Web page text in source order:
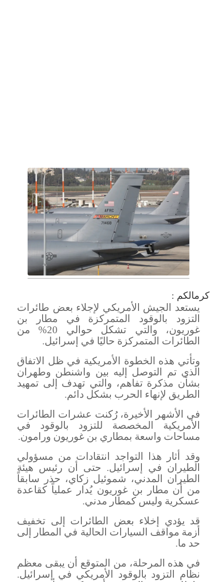
كرمالكم :
يستعد الجيش الأمريكي لإجلاء بعض طائرات
التزود بالوقود المتمركزة في مطار بن
غوريون، والتي تشكل حوالي 20% من
الطائرات المتمركزة حاليًا في إسرائيل.
وتأتي هذه الخطوة الأمريكية في ظل الاتفاق
الذي تم التوصل إليه بين واشنطن وطهران
بشأن مذكرة تفاهم، والتي تهدف إلى تمهيد
الطريق لإنهاء الحرب بشكل دائم.
في الأشهر الأخيرة، رُكنت عشرات الطائرات
الأمريكية المخصصة للتزود بالوقود في
مساحات واسعة بمطاري بن غوريون ورامون.
وقد أثار هذا التواجد انتقادات من مسؤولي
الطيران في إسرائيل. حتى أن رئيس هيئة
الطيران المدني، شموئيل زكاي، حذر سابقاً
من أن مطار بن غوريون يُدار عملياً كقاعدة
عسكرية وليس كمطار مدني.
قد يؤدي إخلاء بعض الطائرات إلى تخفيف
أزمة مواقف السيارات الحالية في المطار إلى
حد ما.
في هذه المرحلة، من المتوقع أن يبقى معظم
نظام التزود بالوقود الأمريكي في إسرائيل.